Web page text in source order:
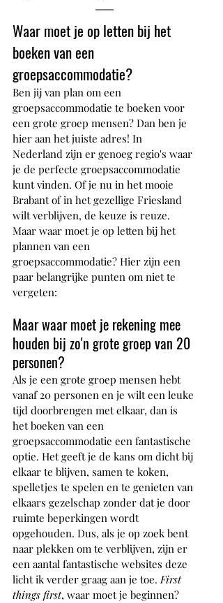
Waar moet je op letten bij het
boeken van een
groepsaccommodatie?
Ben jij van plan om een
groepsaccommodatie te boeken voor
een grote groep mensen? Dan ben je
hier aan het juiste adres! In
Nederland zijn er genoeg regio's waar
je de perfecte groepsaccommodatie
kunt vinden. Of je nu in het mooie
Brabant of in het gezellige Friesland
wilt verblijven, de keuze is reuze.
Maar waar moet je op letten bij het
plannen van een
groepsaccommodatie? Hier zijn een
paar belangrijke punten om niet te
vergeten:
Maar waar moet je rekening mee
houden bij zo'n grote groep van 20
personen?
Als je een grote groep mensen hebt
vanaf 20 personen en je wilt een leuke
tijd doorbrengen met elkaar, dan is
het boeken van een
groepsaccommodatie een fantastische
optie. Het geeft je de kans om dicht bij
elkaar te blijven, samen te koken,
spelletjes te spelen en te genieten van
elkaars gezelschap zonder dat je door
ruimte beperkingen wordt
opgehouden. Dus, als je op zoek bent
naar plekken om te verblijven, zijn er
een aantal fantastische websites deze
licht ik verder graag aan je toe. First
things first, waar moet je beginnen?